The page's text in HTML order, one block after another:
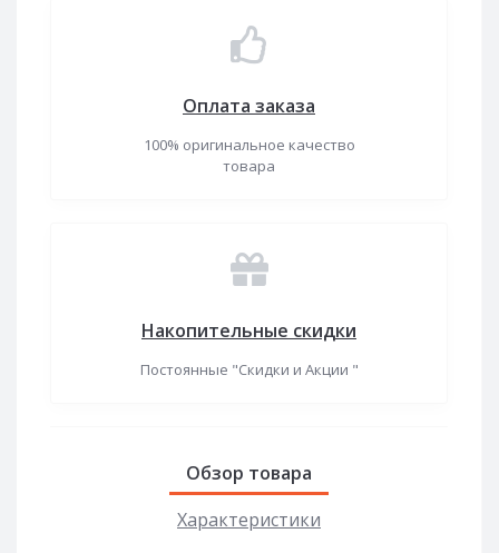
Оплата заказа
100% оригинальное качество
товара
Накопительные скидки
Постоянные "Скидки и Акции "
Обзор товара
Характеристики